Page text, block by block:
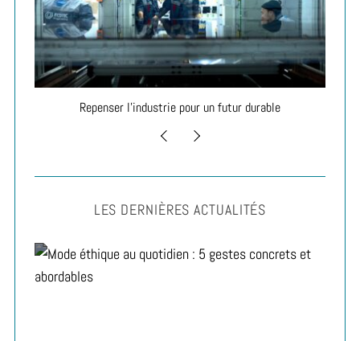
Repenser l’industrie pour un futur durable
LES DERNIÈRES ACTUALITÉS